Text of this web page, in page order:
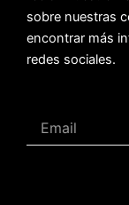
sobre nuestras
encontrar más
redes sociales.